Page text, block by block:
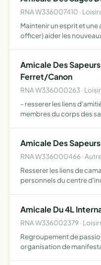
RNA W336007410 ·
Maintenir un esprit et
officer) aider les
Amicale Des
Ferret/Canon
RNA W336000263 ·
- resserer les liens
membres du corps des
Amicale Des
RNA W336000466 ·
Resserer les liens de
personnels du centre
Amicale Du 4L
RNA W336002379 ·
Regroupement de
organisation de